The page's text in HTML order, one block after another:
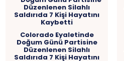
Colorado Eyaletinde
Doğum Günü Partisine
Düzenlenen Silahlı
Saldırıda 7 Kişi Hayatını